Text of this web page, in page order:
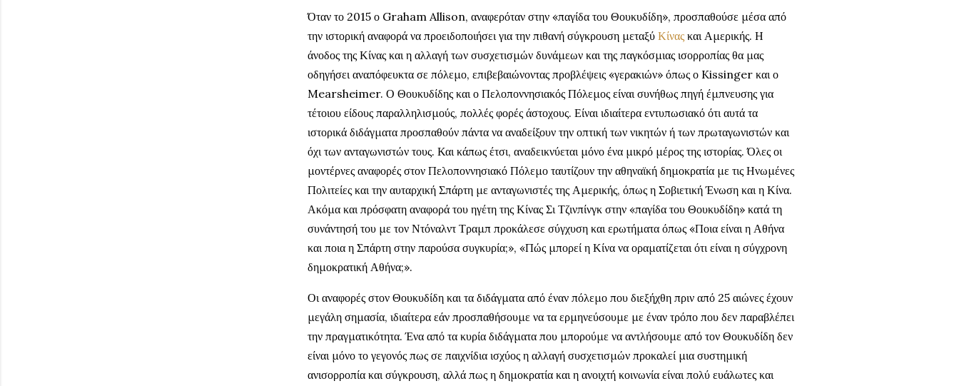
Όταν το 2015 ο Graham Allison, αναφερόταν στην «παγίδα του Θουκυδίδη», προσπαθούσε μέσα από
την ιστορική αναφορά να προειδοποιήσει για την πιθανή σύγκρουση μεταξύ Κίνας και Αμερικής. Η
άνοδος της Κίνας και η αλλαγή των συσχετισμών δυνάμεων και της παγκόσμιας ισορροπίας θα μας
οδηγήσει αναπόφευκτα σε πόλεμο, επιβεβαιώνοντας προβλέψεις «γερακιών» όπως ο Kissinger και ο
Mearsheimer. Ο Θουκυδίδης και ο Πελοποννησιακός Πόλεμος είναι συνήθως πηγή έμπνευσης για
τέτοιου είδους παραλληλισμούς, πολλές φορές άστοχους. Είναι ιδιαίτερα εντυπωσιακό ότι αυτά τα
ιστορικά διδάγματα προσπαθούν πάντα να αναδείξουν την οπτική των νικητών ή των πρωταγωνιστών και
όχι των ανταγωνιστών τους. Και κάπως έτσι, αναδεικνύεται μόνο ένα μικρό μέρος της ιστορίας. Όλες οι
μοντέρνες αναφορές στον Πελοποννησιακό Πόλεμο ταυτίζουν την αθηναϊκή δημοκρατία με τις Ηνωμένες
Πολιτείες και την αυταρχική Σπάρτη με ανταγωνιστές της Αμερικής, όπως η Σοβιετική Ένωση και η Κίνα.
Ακόμα και πρόσφατη αναφορά του ηγέτη της Κίνας Σι Τζινπίνγκ στην «παγίδα του Θουκυδίδη» κατά τη
συνάντησή του με τον Ντόναλντ Τραμπ προκάλεσε σύγχυση και ερωτήματα όπως «Ποια είναι η Αθήνα
και ποια η Σπάρτη στην παρούσα συγκυρία;», «Πώς μπορεί η Κίνα να οραματίζεται ότι είναι η σύγχρονη
δημοκρατική Αθήνα;».
Οι αναφορές στον Θουκυδίδη και τα διδάγματα από έναν πόλεμο που διεξήχθη πριν από 25 αιώνες έχουν
μεγάλη σημασία, ιδιαίτερα εάν προσπαθήσουμε να τα ερμηνεύσουμε με έναν τρόπο που δεν παραβλέπει
την πραγματικότητα. Ένα από τα κυρία διδάγματα που μπορούμε να αντλήσουμε από τον Θουκυδίδη δεν
είναι μόνο το γεγονός πως σε παιχνίδια ισχύος η αλλαγή συσχετισμών προκαλεί μια συστημική
ανισορροπία και σύγκρουση, αλλά πως η δημοκρατία και η ανοιχτή κοινωνία είναι πολύ ευάλωτες και